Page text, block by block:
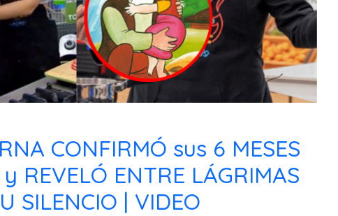
CONFIRMÓ sus 6 MESES
REVELÓ ENTRE LÁGRIMAS
SILENCIO | VIDEO